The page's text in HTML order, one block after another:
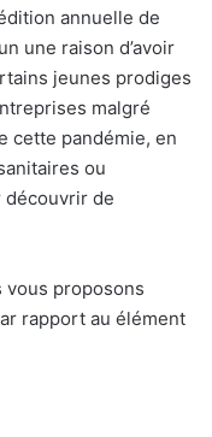
annuelle de
une raison d’avoir
jeunes prodiges
malgré
cette pandémie, en
ou
découvrir de
vous proposons
rapport au élément